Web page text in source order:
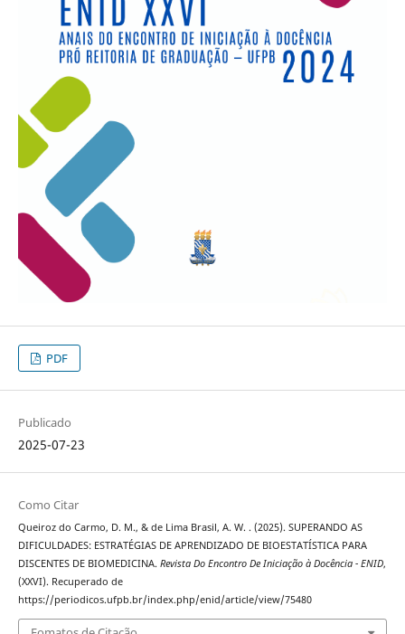
PDF
Publicado
2025-07-23
Como Citar
Queiroz do Carmo, D. M., & de Lima Brasil, A. W. . (2025). SUPERANDO AS
DIFICULDADES: ESTRATÉGIAS DE APRENDIZADO DE BIOESTATÍSTICA PARA
DISCENTES DE BIOMEDICINA. Revista Do Encontro De Iniciação à Docência - ENID,
(XXVI). Recuperado de
https://periodicos.ufpb.br/index.php/enid/article/view/75480